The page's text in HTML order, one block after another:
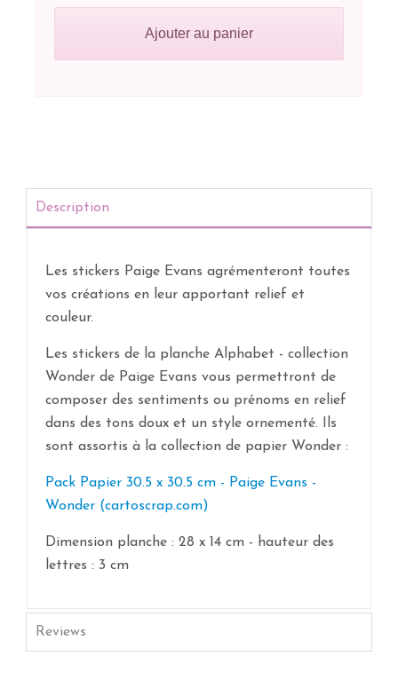
Ajouter au panier
Description
Les stickers Paige Evans agrémenteront toutes
vos créations en leur apportant relief et
couleur.
Les stickers de la planche Alphabet - collection
Wonder de Paige Evans vous permettront de
composer des sentiments ou prénoms en relief
dans des tons doux et un style ornementé. Ils
sont assortis à la collection de papier Wonder :
Pack Papier 30.5 x 30.5 cm - Paige Evans -
Wonder (cartoscrap.com)
Dimension planche : 28 x 14 cm - hauteur des
lettres : 3 cm
Reviews